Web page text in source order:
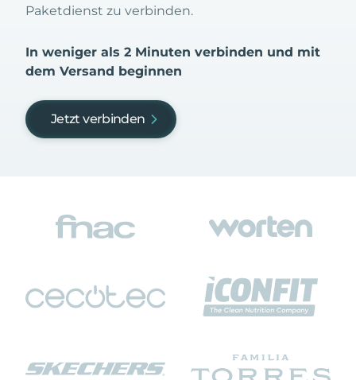
Paketdienst zu verbinden.
In weniger als 2 Minuten verbinden und mit
dem Versand beginnen
Jetzt verbinden